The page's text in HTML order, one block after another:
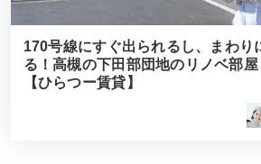
170号線にすぐ出られるし、まわり
る！高槻の下田部団地のリノベ部
【ひらつー賃貸】